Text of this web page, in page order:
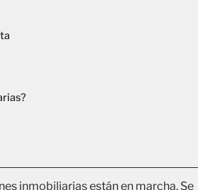
inmobiliarias están en marcha. Se